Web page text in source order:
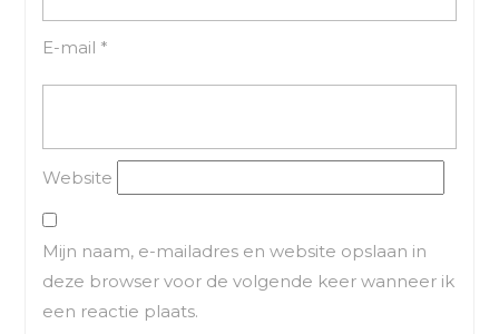
E-mail *
Website
Mijn naam, e-mailadres en website opslaan in
deze browser voor de volgende keer wanneer ik
een reactie plaats.